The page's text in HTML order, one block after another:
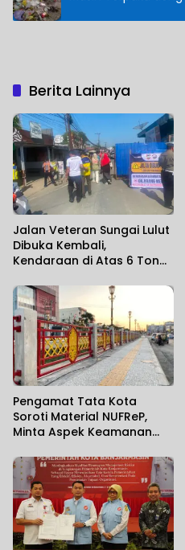
Berita Lainnya
Jalan Veteran Sungai Lulut
Dibuka Kembali,
Kendaraan di Atas 6 Ton
Pengamat Tata Kota
Soroti Material NUFReP,
Minta Aspek Keamanan
Maraknya Pencurian
Fasilitas Umum